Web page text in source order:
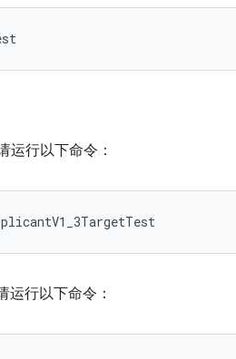
运行以下命令：
运行以下命令：